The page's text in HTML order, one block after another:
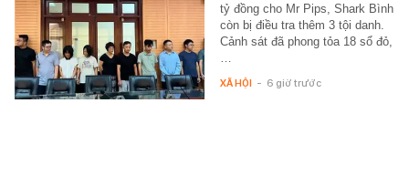
tỷ đồng cho Mr Pips, Shark Bình
còn bị điều tra thêm 3 tội danh.
Cảnh sát đã phong tỏa 18 sổ đỏ,
XÃ HỘI - 6 giờ trước